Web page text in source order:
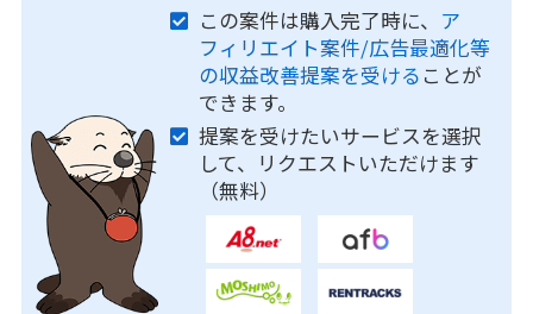
この案件は購入完了時に、 ア
フィリエイト案件/広告最適化等
の収益改善提案を受ける ことが
できます。
提案を受けたいサービスを選択
して、リクエストいただけます
（無料）